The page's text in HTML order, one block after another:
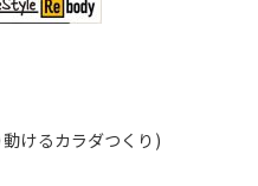
けるカラダつくり)